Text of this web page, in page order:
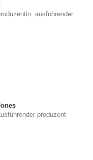
ausführender
produzent